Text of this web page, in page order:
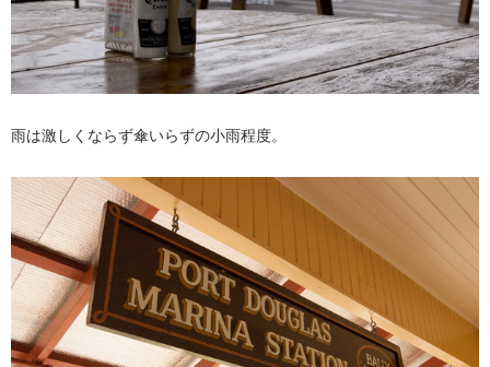
雨は激しくならず傘いらずの小雨程度。